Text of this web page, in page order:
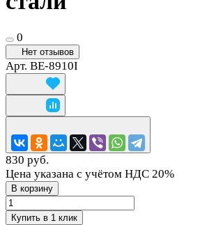
0
Нет отзывов
Арт. BE-8910I
830 руб.
Цена указана с учётом НДС 20%
В корзину
Купить в 1 клик